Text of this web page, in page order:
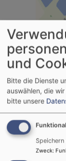
Termine
und
Bitte die Dienste
auswählen, die
bitte unsere
Funktional
Zweck: